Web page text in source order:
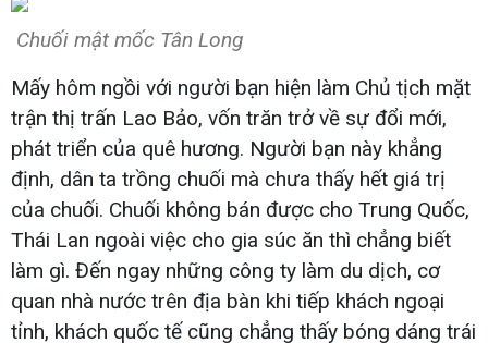
Chuối mật mốc Tân Long
Mấy hôm ngồi với người bạn hiện làm Chủ tịch mặt
trận thị trấn Lao Bảo, vốn trăn trở về sự đổi mới,
phát triển của quê hương. Người bạn này khẳng
định, dân ta trồng chuối mà chưa thấy hết giá trị
của chuối. Chuối không bán được cho Trung Quốc,
Thái Lan ngoài việc cho gia súc ăn thì chẳng biết
làm gì. Đến ngay những công ty làm du dịch, cơ
quan nhà nước trên địa bàn khi tiếp khách ngoại
tỉnh, khách quốc tế cũng chẳng thấy bóng dáng trái